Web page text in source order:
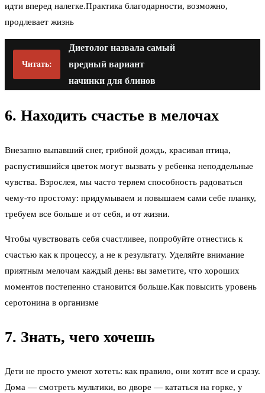
идти вперед налегке.Практика благодарности, возможно,
продлевает жизнь
Читать:
Диетолог назвала самый
вредный вариант
начинки для блинов
6. Находить счастье в мелочах
Внезапно выпавший снег, грибной дождь, красивая птица,
распустившийся цветок могут вызвать у ребенка неподдельные
чувства. Взрослея, мы часто теряем способность радоваться
чему-то простому: придумываем и повышаем сами себе планку,
требуем все больше и от себя, и от жизни.
Чтобы чувствовать себя счастливее, попробуйте отнестись к
счастью как к процессу, а не к результату. Уделяйте внимание
приятным мелочам каждый день: вы заметите, что хороших
моментов постепенно становится больше.Как повысить уровень
серотонина в организме
7. Знать, чего хочешь
Дети не просто умеют хотеть: как правило, они хотят все и сразу.
Дома — смотреть мультики, во дворе — кататься на горке, у